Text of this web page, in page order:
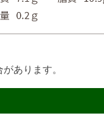
あります。